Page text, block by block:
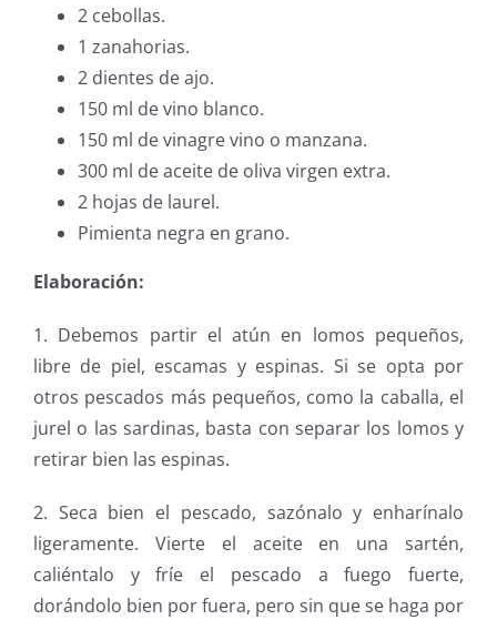
2 cebollas.
1 zanahorias.
2 dientes de ajo.
150 ml de vino blanco.
150 ml de vinagre vino o manzana.
300 ml de aceite de oliva virgen extra.
2 hojas de laurel.
Pimienta negra en grano.
Elaboración:
1. Debemos partir el atún en lomos pequeños,
libre de piel, escamas y espinas. Si se opta por
otros pescados más pequeños, como la caballa, el
jurel o las sardinas, basta con separar los lomos y
retirar bien las espinas.
2. Seca bien el pescado, sazónalo y enharínalo
ligeramente. Vierte el aceite en una sartén,
caliéntalo y fríe el pescado a fuego fuerte,
dorándolo bien por fuera, pero sin que se haga por